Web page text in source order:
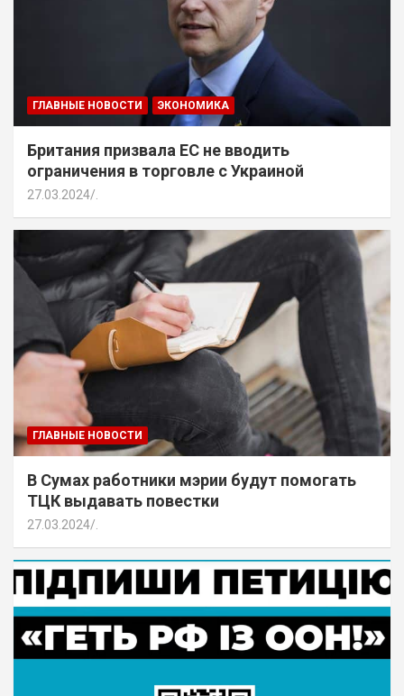
ГЛАВНЫЕ НОВОСТИ ЭКОНОМИКА
Британия призвала ЕС не вводить
ограничения в торговле с Украиной
27.03.2024
ГЛАВНЫЕ НОВОСТИ
В Сумах работники мэрии будут помогать
ТЦК выдавать повестки
27.03.2024